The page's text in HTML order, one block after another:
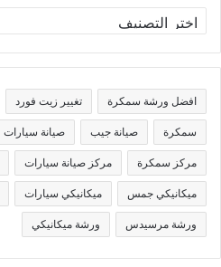
ص
ن
ف
ا
افضل ورشة سمكرة تغيير زيت فورد
سمكرة صيانة جيب صيانة سيارات
مركز سمكرة مركز صيانة سيارات
ميكانيكي جمس ميكانيكي سيارات
ورشة مرسيدس ورشة ميكانيكي